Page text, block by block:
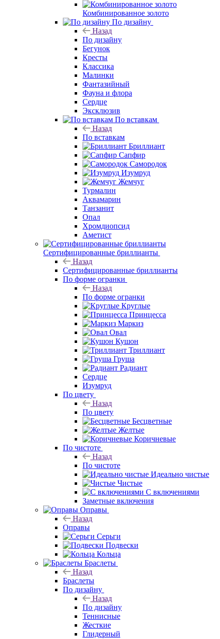
Комбинированное золото
По дизайну
Назад
По дизайну
Бегунок
Кресты
Классика
Малинки
Фантазийный
Фауна и флора
Сердце
Эксклюзив
По вставкам
Назад
По вставкам
Бриллиант
Сапфир
Самородок
Изумруд
Жемчуг
Турмалин
Аквамарин
Танзанит
Опал
Хромдиопсид
Аметист
Сертифицированные бриллианты
Назад
Сертифицированные бриллианты
По форме огранки
Назад
По форме огранки
Круглые
Принцесса
Маркиз
Овал
Кушон
Триллиант
Груша
Радиант
Сердце
Изумруд
По цвету
Назад
По цвету
Бесцветные
Желтые
Коричневые
По чистоте
Назад
По чистоте
Идеально чистые
Чистые
С включениями
Заметные включения
Оправы
Назад
Оправы
Серьги
Подвески
Кольца
Браслеты
Назад
Браслеты
По дизайну
Назад
По дизайну
Теннисные
Жесткие
Глидерный